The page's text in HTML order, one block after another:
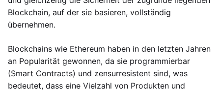
Blockchain, auf der sie basieren, vollständig
übernehmen.
Blockchains wie Ethereum haben in den letzten Jahren
an Popularität gewonnen, da sie programmierbar
(Smart Contracts) und zensurresistent sind, was
bedeutet, dass eine Vielzahl von Produkten und